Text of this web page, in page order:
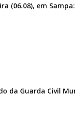
(06.08), em
da Guarda Civil